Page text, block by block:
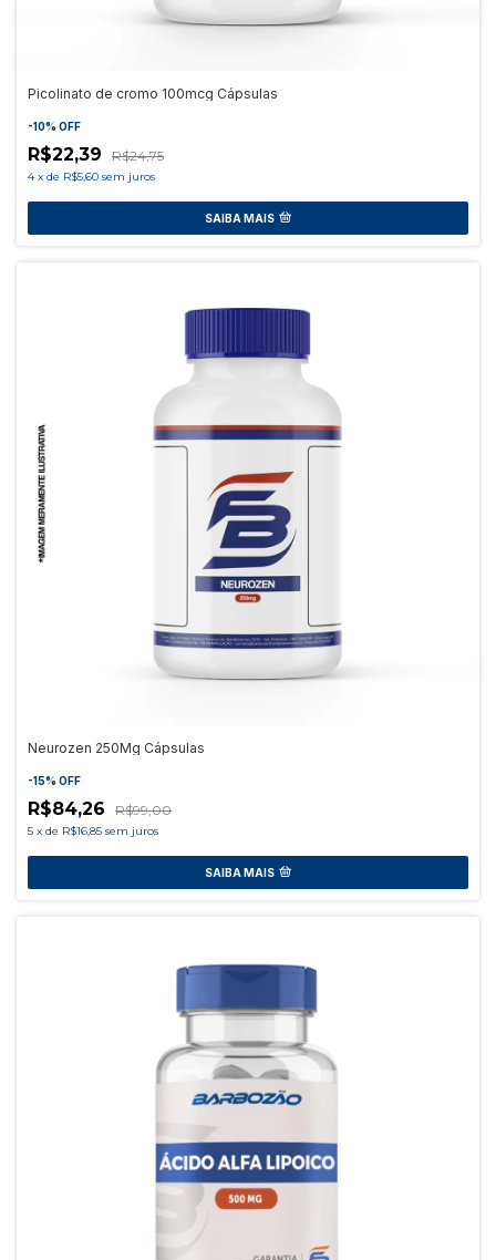
Picolinato de cromo 100mcg Cápsulas
-10% OFF
R$22,39 R$24,75
4 x de R$5,60 sem juros
SAIBA MAIS
Neurozen 250Mg Cápsulas
-15% OFF
R$84,26 R$99,00
5 x de R$16,85 sem juros
SAIBA MAIS